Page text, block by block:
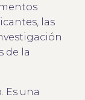
las
de la
Es una